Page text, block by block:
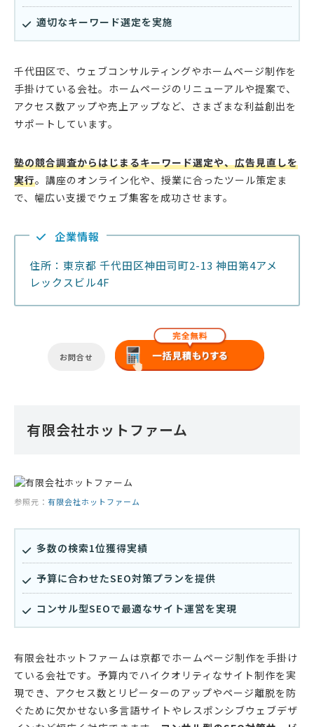
適切なキーワード選定を実施
千代田区で、ウェブコンサルティングやホームページ制作を
手掛けている会社。ホームページのリニューアルや提案で、
アクセス数アップや売上アップなど、さまざまな利益創出を
サポートしています。
塾の競合調査からはじまるキーワード選定や、広告見直しを
実行。講座のオンライン化や、授業に合ったツール策定ま
で、幅広い支援でウェブ集客を成功させます。
企業情報
住所：東京都 千代田区神田司町2-13 神田第4アメ
レックスビル4F
お問合せ
有限会社ホットファーム
参照元： 有限会社ホットファーム
多数の検索1位獲得実績
予算に合わせたSEO対策プランを提供
コンサル型SEOで最適なサイト運営を実現
有限会社ホットファームは京都でホームページ制作を手掛け
ている会社です。予算内でハイクオリティなサイト制作を実
現でき、アクセス数とリピーターのアップやページ離脱を防
ぐために欠かせない多言語サイトやレスポンシブウェブデザ